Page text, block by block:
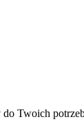
Twoich